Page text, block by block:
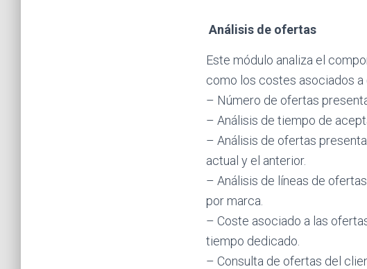
Análisis de ofertas
Este módulo analiza el
como los costes asociados a
– Número de ofertas
– Análisis de tiempo de
– Análisis de ofertas
actual y el anterior.
– Análisis de líneas de
por marca.
– Coste asociado a las
tiempo dedicado.
– Consulta de ofertas del